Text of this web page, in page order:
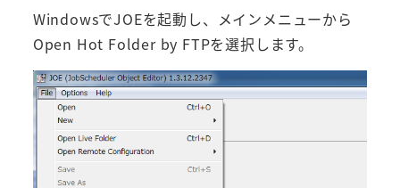
WindowsでJOEを起動し、メインメニューから
Open Hot Folder by FTPを選択します。